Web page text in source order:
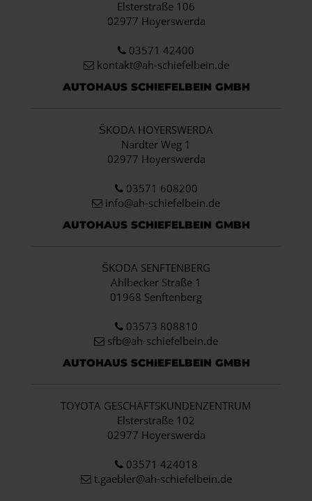
Elsterstraße 106
02977 Hoyerswerda
03571 42400
kontakt@ah-schiefelbein.de
AUTOHAUS SCHIEFELBEIN GMBH
ŠKODA HOYERSWERDA
Nardter Weg 1
02977 Hoyerswerda
03571 608200
info@ah-schiefelbein.de
AUTOHAUS SCHIEFELBEIN GMBH
ŠKODA SENFTENBERG
Ahlbecker Straße 1
01968 Senftenberg
03573 808810
sfb@ah-schiefelbein.de
AUTOHAUS SCHIEFELBEIN GMBH
TOYOTA GESCHÄFTSKUNDENZENTRUM
Elsterstraße 102
02977 Hoyerswerda
03571 424018
t.gaebler@ah-schiefelbein.de